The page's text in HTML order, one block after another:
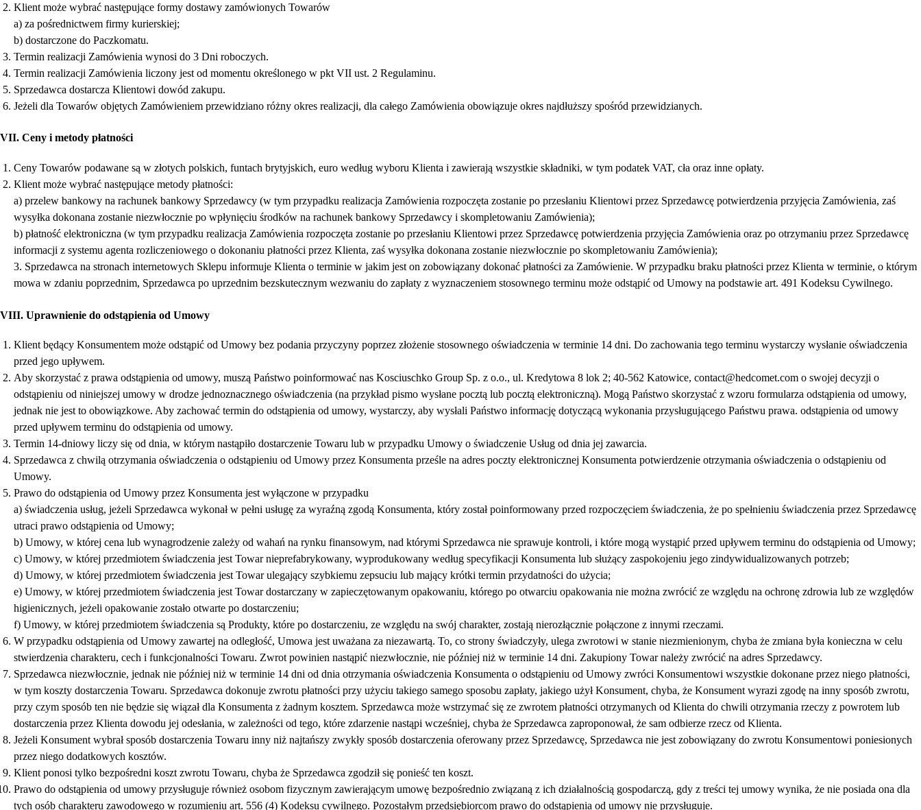
Klient może wybrać następujące formy dostawy zamówionych Towarów
a) za pośrednictwem firmy kurierskiej;
b) dostarczone do Paczkomatu.
Termin realizacji Zamówienia wynosi do 3 Dni roboczych.
Termin realizacji Zamówienia liczony jest od momentu określonego w pkt VII ust. 2 Regulaminu.
Sprzedawca dostarcza Klientowi dowód zakupu.
Jeżeli dla Towarów objętych Zamówieniem przewidziano różny okres realizacji, dla całego Zamówienia obowiązuje okres najdłuższy spośród przewidzianych.
VII. Ceny i metody płatności
Ceny Towarów podawane są w złotych polskich, funtach brytyjskich, euro według wyboru Klienta i zawierają wszystkie składniki, w tym podatek VAT, cła oraz inne opłaty.
Klient może wybrać następujące metody płatności:
a) przelew bankowy na rachunek bankowy Sprzedawcy (w tym przypadku realizacja Zamówienia rozpoczęta zostanie po przesłaniu Klientowi przez Sprzedawcę potwierdzenia przyjęcia Zamówienia, zaś
wysyłka dokonana zostanie niezwłocznie po wpłynięciu środków na rachunek bankowy Sprzedawcy i skompletowaniu Zamówienia);
b) płatność elektroniczna (w tym przypadku realizacja Zamówienia rozpoczęta zostanie po przesłaniu Klientowi przez Sprzedawcę potwierdzenia przyjęcia Zamówienia oraz po otrzymaniu przez Sprzedawcę
informacji z systemu agenta rozliczeniowego o dokonaniu płatności przez Klienta, zaś wysyłka dokonana zostanie niezwłocznie po skompletowaniu Zamówienia);
3. Sprzedawca na stronach internetowych Sklepu informuje Klienta o terminie w jakim jest on zobowiązany dokonać płatności za Zamówienie. W przypadku braku płatności przez Klienta w terminie, o którym
mowa w zdaniu poprzednim, Sprzedawca po uprzednim bezskutecznym wezwaniu do zapłaty z wyznaczeniem stosownego terminu może odstąpić od Umowy na podstawie art. 491 Kodeksu Cywilnego.
VIII. Uprawnienie do odstąpienia od Umowy
Klient będący Konsumentem może odstąpić od Umowy bez podania przyczyny poprzez złożenie stosownego oświadczenia w terminie 14 dni. Do zachowania tego terminu wystarczy wysłanie oświadczenia
przed jego upływem.
Aby skorzystać z prawa odstąpienia od umowy, muszą Państwo poinformować nas Kosciuschko Group Sp. z o.o., ul. Kredytowa 8 lok 2; 40-562 Katowice, contact@hedcomet.com o swojej decyzji o
odstąpieniu od niniejszej umowy w drodze jednoznacznego oświadczenia (na przykład pismo wysłane pocztą lub pocztą elektroniczną). Mogą Państwo skorzystać z wzoru formularza odstąpienia od umowy,
jednak nie jest to obowiązkowe. Aby zachować termin do odstąpienia od umowy, wystarczy, aby wysłali Państwo informację dotyczącą wykonania przysługującego Państwu prawa. odstąpienia od umowy
przed upływem terminu do odstąpienia od umowy.
Termin 14-dniowy liczy się od dnia, w którym nastąpiło dostarczenie Towaru lub w przypadku Umowy o świadczenie Usług od dnia jej zawarcia.
Sprzedawca z chwilą otrzymania oświadczenia o odstąpieniu od Umowy przez Konsumenta prześle na adres poczty elektronicznej Konsumenta potwierdzenie otrzymania oświadczenia o odstąpieniu od
Umowy.
Prawo do odstąpienia od Umowy przez Konsumenta jest wyłączone w przypadku
a) świadczenia usług, jeżeli Sprzedawca wykonał w pełni usługę za wyraźną zgodą Konsumenta, który został poinformowany przed rozpoczęciem świadczenia, że po spełnieniu świadczenia przez Sprzedawcę
utraci prawo odstąpienia od Umowy;
b) Umowy, w której cena lub wynagrodzenie zależy od wahań na rynku finansowym, nad którymi Sprzedawca nie sprawuje kontroli, i które mogą wystąpić przed upływem terminu do odstąpienia od Umowy;
c) Umowy, w której przedmiotem świadczenia jest Towar nieprefabrykowany, wyprodukowany według specyfikacji Konsumenta lub służący zaspokojeniu jego zindywidualizowanych potrzeb;
d) Umowy, w której przedmiotem świadczenia jest Towar ulegający szybkiemu zepsuciu lub mający krótki termin przydatności do użycia;
e) Umowy, w której przedmiotem świadczenia jest Towar dostarczany w zapieczętowanym opakowaniu, którego po otwarciu opakowania nie można zwrócić ze względu na ochronę zdrowia lub ze względów
higienicznych, jeżeli opakowanie zostało otwarte po dostarczeniu;
f) Umowy, w której przedmiotem świadczenia są Produkty, które po dostarczeniu, ze względu na swój charakter, zostają nierozłącznie połączone z innymi rzeczami.
W przypadku odstąpienia od Umowy zawartej na odległość, Umowa jest uważana za niezawartą. To, co strony świadczyły, ulega zwrotowi w stanie niezmienionym, chyba że zmiana była konieczna w celu
stwierdzenia charakteru, cech i funkcjonalności Towaru. Zwrot powinien nastąpić niezwłocznie, nie później niż w terminie 14 dni. Zakupiony Towar należy zwrócić na adres Sprzedawcy.
Sprzedawca niezwłocznie, jednak nie później niż w terminie 14 dni od dnia otrzymania oświadczenia Konsumenta o odstąpieniu od Umowy zwróci Konsumentowi wszystkie dokonane przez niego płatności,
w tym koszty dostarczenia Towaru. Sprzedawca dokonuje zwrotu płatności przy użyciu takiego samego sposobu zapłaty, jakiego użył Konsument, chyba, że Konsument wyrazi zgodę na inny sposób zwrotu,
przy czym sposób ten nie będzie się wiązał dla Konsumenta z żadnym kosztem. Sprzedawca może wstrzymać się ze zwrotem płatności otrzymanych od Klienta do chwili otrzymania rzeczy z powrotem lub
dostarczenia przez Klienta dowodu jej odesłania, w zależności od tego, które zdarzenie nastąpi wcześniej, chyba że Sprzedawca zaproponował, że sam odbierze rzecz od Klienta.
Jeżeli Konsument wybrał sposób dostarczenia Towaru inny niż najtańszy zwykły sposób dostarczenia oferowany przez Sprzedawcę, Sprzedawca nie jest zobowiązany do zwrotu Konsumentowi poniesionych
przez niego dodatkowych kosztów.
Klient ponosi tylko bezpośredni koszt zwrotu Towaru, chyba że Sprzedawca zgodził się ponieść ten koszt.
Prawo do odstąpienia od umowy przysługuje również osobom fizycznym zawierającym umowę bezpośrednio związaną z ich działalnością gospodarczą, gdy z treści tej umowy wynika, że nie posiada ona dla
tych osób charakteru zawodowego w rozumieniu art. 556 (4) Kodeksu cywilnego. Pozostałym przedsiębiorcom prawo do odstąpienia od umowy nie przysługuje.